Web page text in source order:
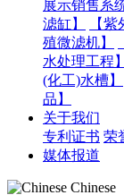
展示销售系
滤缸】
【
殖微滤机】
水处理工程】
(化工)水槽】
品】
关于我们
专利证书 荣
媒体报道
Chinese